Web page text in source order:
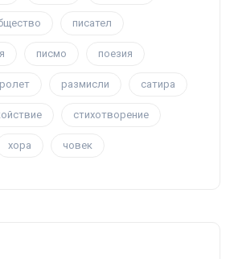
писател
писмо поезия
размисли сатира
стихотворение
хора човек